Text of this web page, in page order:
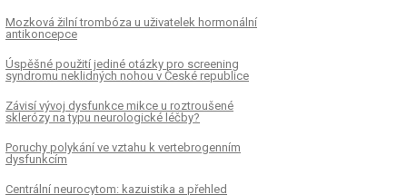
Mozková žilní trombóza u uživatelek hormonální
antikoncepce
Úspěšné použití jediné otázky pro screening
syndromu neklidných nohou v České republice
Závisí vývoj dysfunkce mikce u roztroušené
sklerózy na typu neurologické léčby?
Poruchy polykání ve vztahu k vertebrogenním
dysfunkcím
Centrální neurocytom: kazuistika a přehled